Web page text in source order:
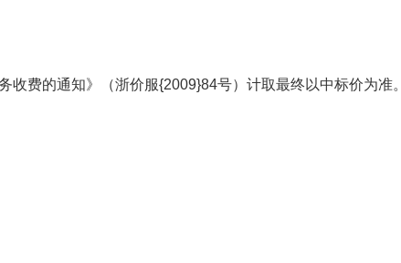
费的通知》（浙价服{2009}84号）计取最终以中标价为准。